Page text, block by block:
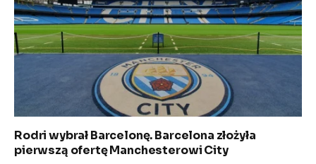
Rodri wybrał Barcelonę. Barcelona złożyła
pierwszą ofertę Manchesterowi City